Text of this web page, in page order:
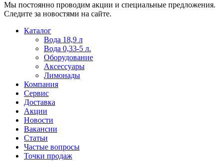
Мы постоянно проводим акции и специальные предложения.
Следите за новостями на сайте.
Пользователи
офіційний
сайт
через
разные
сайты.
можно
встретить
онлайн
казино
среди
обсуждаемых
тем.
Каталог
Вода 18,9 л
Вода 0,33-5 л.
Оборудование
Аксессуары
Лимонады
Компания
Сервис
Доставка
Акции
Новости
Вакансии
Статьи
Частые вопросы
Точки продаж